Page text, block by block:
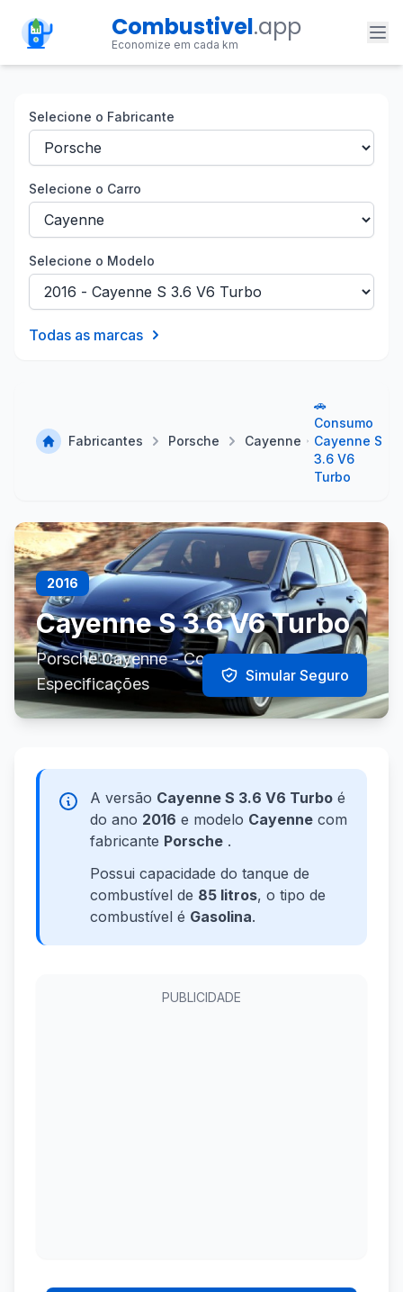
Combustivel.app
Economize em cada km
Selecione o Fabricante
Selecione o Carro
Selecione o Modelo
Todas as marcas
Fabricantes Porsche Cayenne
🚗
Consumo
Cayenne S
3.6 V6
Turbo
2016
Cayenne S 3.6 V6 Turbo
Porsche Cayenne - Consumo e
Especificações
Simular Seguro
A versão Cayenne S 3.6 V6 Turbo é
do ano 2016 e modelo Cayenne com
fabricante Porsche .
Possui capacidade do tanque de
combustível de 85 litros, o tipo de
combustível é Gasolina.
PUBLICIDADE